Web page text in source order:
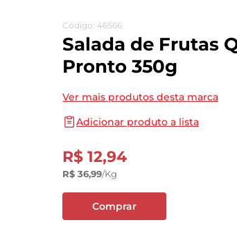
Código:46566
Salada de Frutas
Pronto 350g
Ver mais produtos desta marca
Adicionar produto a lista
R$ 12,94
R$ 36,99/kg
Comprar